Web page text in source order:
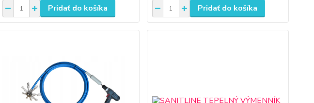
Pridať do košíka Pridať do košíka